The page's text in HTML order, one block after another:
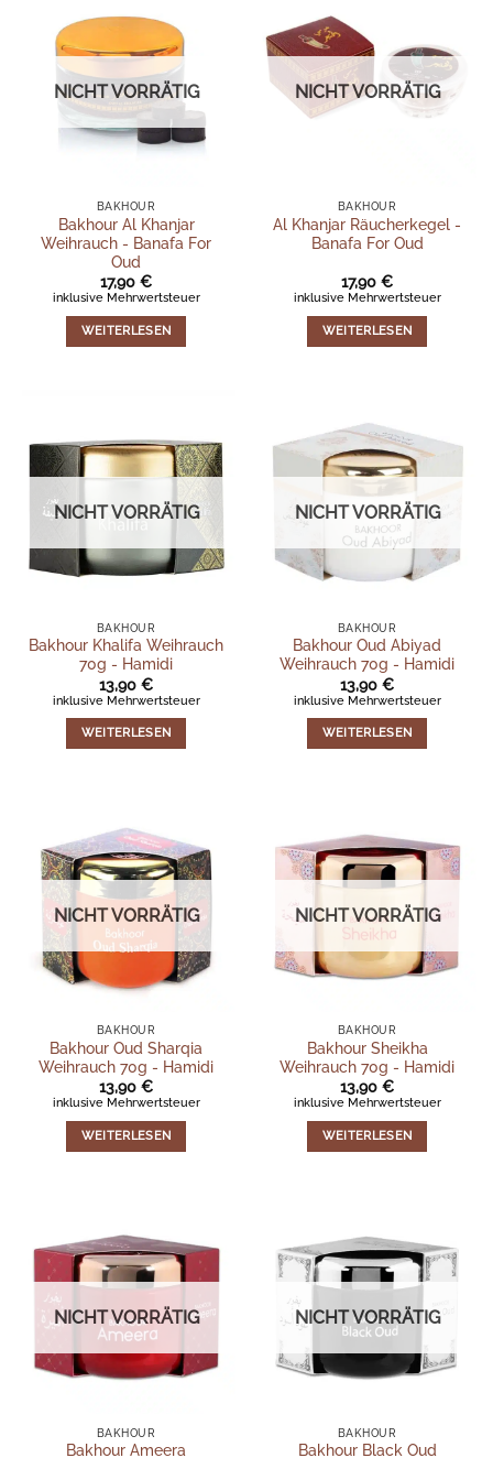
NICHT VORRÄTIG
BAKHOUR
Bakhour Al Khanjar
Weihrauch - Banafa For
Oud
17,90 €
inklusive Mehrwertsteuer
WEITERLESEN
NICHT VORRÄTIG
BAKHOUR
Al Khanjar Räucherkegel -
Banafa For Oud
17,90 €
inklusive Mehrwertsteuer
WEITERLESEN
NICHT VORRÄTIG
BAKHOUR
Bakhour Khalifa Weihrauch
70g - Hamidi
13,90 €
inklusive Mehrwertsteuer
WEITERLESEN
NICHT VORRÄTIG
BAKHOUR
Bakhour Oud Abiyad
Weihrauch 70g - Hamidi
13,90 €
inklusive Mehrwertsteuer
WEITERLESEN
NICHT VORRÄTIG
BAKHOUR
Bakhour Oud Sharqia
Weihrauch 70g - Hamidi
13,90 €
inklusive Mehrwertsteuer
WEITERLESEN
NICHT VORRÄTIG
BAKHOUR
Bakhour Sheikha
Weihrauch 70g - Hamidi
13,90 €
inklusive Mehrwertsteuer
WEITERLESEN
NICHT VORRÄTIG
BAKHOUR
Bakhour Ameera
NICHT VORRÄTIG
BAKHOUR
Bakhour Black Oud